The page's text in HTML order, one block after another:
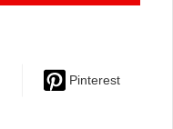
Pinterest